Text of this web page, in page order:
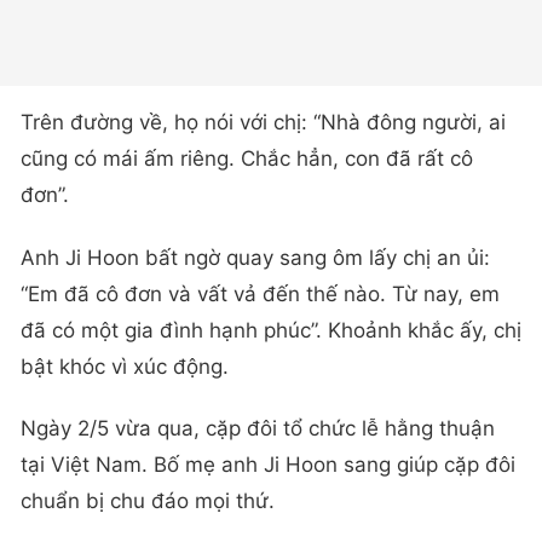
Trên đường về, họ nói với chị: “Nhà đông người, ai
cũng có mái ấm riêng. Chắc hẳn, con đã rất cô
đơn”.
Anh Ji Hoon bất ngờ quay sang ôm lấy chị an ủi:
“Em đã cô đơn và vất vả đến thế nào. Từ nay, em
đã có một gia đình hạnh phúc”. Khoảnh khắc ấy, chị
bật khóc vì xúc động.
Ngày 2/5 vừa qua, cặp đôi tổ chức lễ hằng thuận
tại Việt Nam. Bố mẹ anh Ji Hoon sang giúp cặp đôi
chuẩn bị chu đáo mọi thứ.